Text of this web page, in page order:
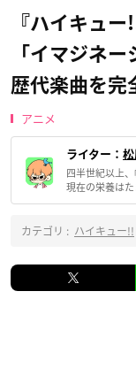
『ハイキュ
「イマジネ
歴代楽曲を完
アニメ
ライター： 松
四半世紀以上
現在の栄養はた
カテゴリ : ハイキュー!!